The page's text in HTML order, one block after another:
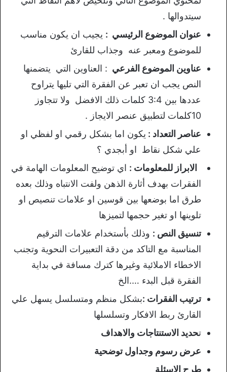
سيتدوالها .
عنوان الموضوع الرئيسي : يجيب ان يكون مناسب
للموضوع ومعبر عنه وجذاب للقارئ
عناوين الموضوع الفرعي : العناوين التي يتضمنها
النص يجب ان تعبر عن الفقرة التي تليها يتراوح
عددها بين 3:4 كلمات ذلك الافضل ولا تتجاوز
10كلمات لتطبيق عنصر الايجاز .
عناصر التعداد : يكون اما بشكل رقمي او لفظي او
علي شكل نقاط او أبجدي ؟
الابراز للمعلومات : اي توضيح المعلومات الهامة في
الفقرات بهدف أثارة الذهن ولفت الانتباه وذلك بعده
طرق اما بوضعها بين قوسين او علامات تنصيص او
تلوينها او تغير حجمها لتميزها
تنسيق النص : وذلك بأستخدام علامات الترقيم
المناسبة مع التاكد من دقة التعبيرات النحوية وتجنب
الاخطاء الاملائية وغيرها كترك مسافة في بداية
الفقرة قبل البدء ….الخ
ترتيب الفقرات :بشكل منظم ومتسلسل يسهل علي
القارئ ربط الافكار وتسلسلها
تحديد الاستنتاجات والاهداف
عرض رسوم وجداول توضحية
طرح الاسئلة